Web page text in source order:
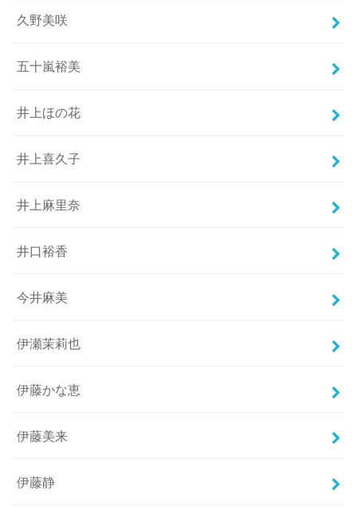
久野美咲
五十嵐裕美
井上ほの花
井上喜久子
井上麻里奈
井口裕香
今井麻美
伊瀬茉莉也
伊藤かな恵
伊藤美来
伊藤静